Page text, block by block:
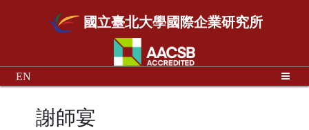
國立臺北大學國際企業研究所
EN
謝師宴